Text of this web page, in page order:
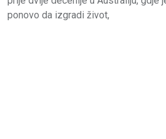
ponovo da izgradi život,